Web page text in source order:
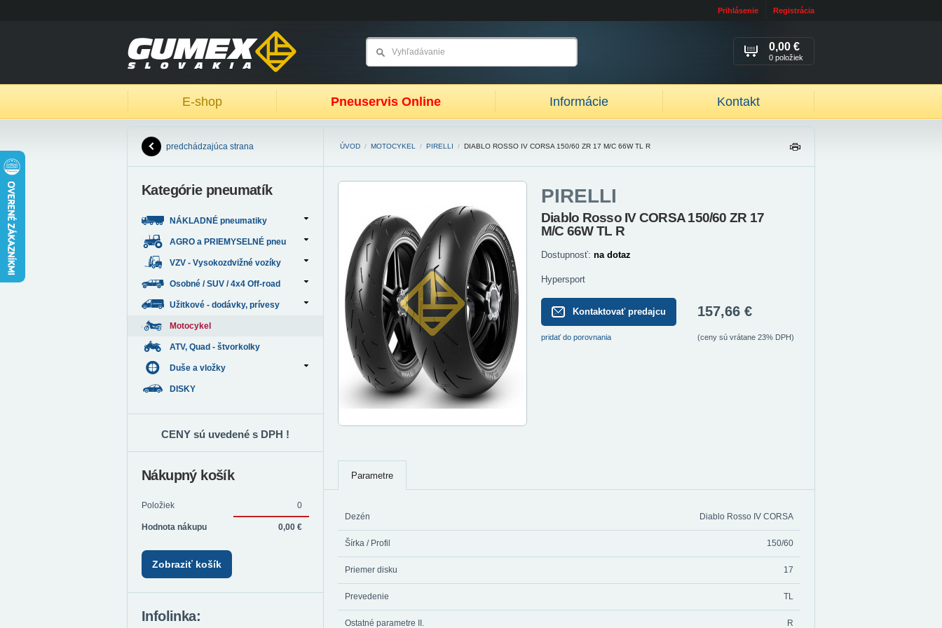
Prihlásenie Registrácia
E-shop Pneuservis Online Informácie Kontakt
0,00 €
0 položiek
ÚVOD / MOTOCYKEL / PIRELLI / DIABLO ROSSO IV CORSA 150/60 ZR 17 M/C 66W TL R
IŤ
PIRELLI
Diablo Rosso IV CORSA 150/60 ZR 17
M/C 66W TL R
Dostupnosť: na dotaz
Hypersport
Kontaktovať predajcu
pridať do porovnania
157,66 €
(ceny sú vrátane 23% DPH)
Parametre
Dezén Diablo Rosso IV CORSA
Šírka / Profil 150/60
Priemer disku 17
Prevedenie TL
Ostatné parametre II. R
predchádzajúca strana
Kategórie pneumatík
NÁKLADNÉ pneumatiky
AGRO a PRIEMYSELNÉ pneu
VZV - Vysokozdvižné vozíky
Osobné / SUV / 4x4 Off-road
Užitkové - dodávky, prívesy
Motocykel
ATV, Quad - štvorkolky
Duše a vložky
DISKY
CENY sú uvedené s DPH !
Nákupný košík
Položiek 0
Hodnota nákupu 0,00 €
Zobraziť košík
Infolinka: